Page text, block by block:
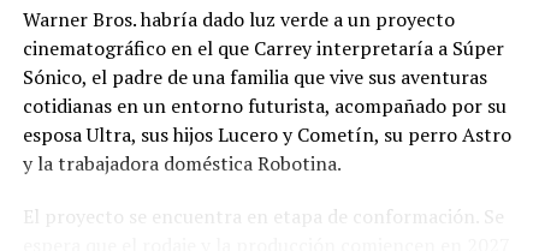
Me gusta esto:
Facebook
Me gusta esto:
Warner Bros. habría dado luz verde a un proyecto
cinematográfico en el que Carrey interpretaría a Súper
Sónico, el padre de una familia que vive sus aventuras
cotidianas en un entorno futurista, acompañado por su
esposa Ultra, sus hijos Lucero y Cometín, su perro Astro
y la trabajadora doméstica Robotina.
El proyecto se encuentra en etapa de conformación. Se